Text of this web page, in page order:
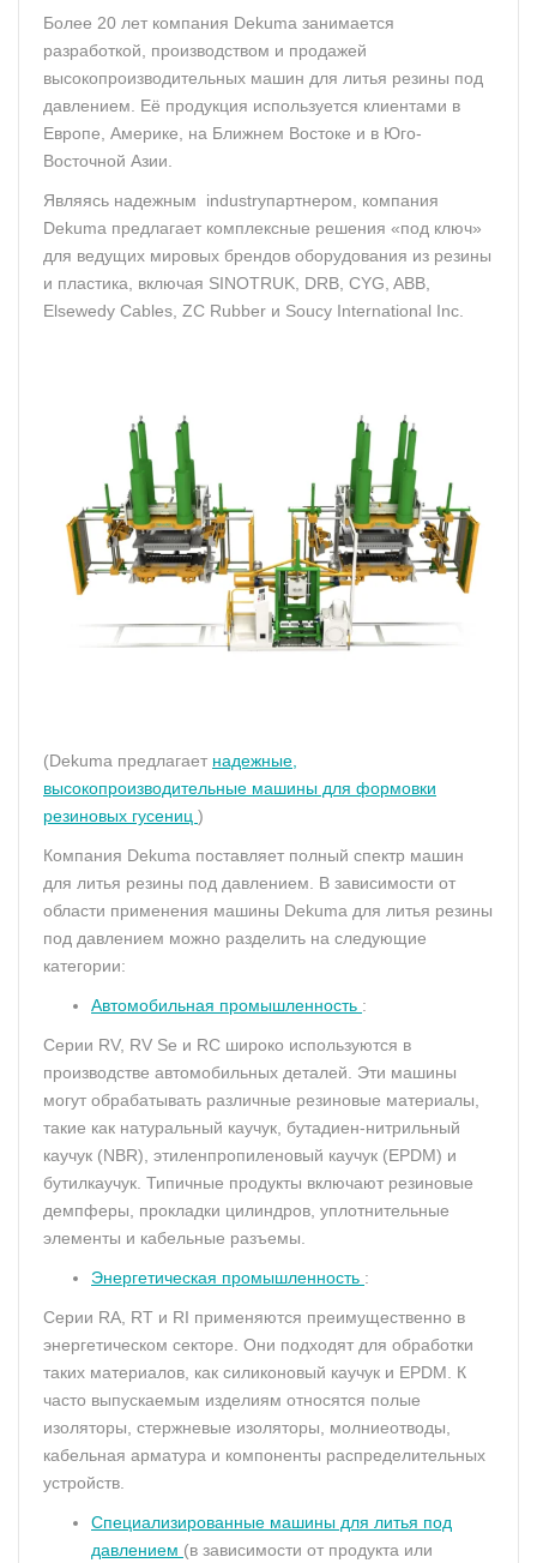
Более 20 лет компания Dekuma занимается
разработкой, производством и продажей
высокопроизводительных машин для литья резины под
давлением. Её продукция используется клиентами в
Европе, Америке, на Ближнем Востоке и в Юго-
Восточной Азии.
Являясь надежным industryпартнером, компания
Dekuma предлагает комплексные решения «под ключ»
для ведущих мировых брендов оборудования из резины
и пластика, включая SINOTRUK, DRB, CYG, ABB,
Elsewedy Cables, ZC Rubber и Soucy International Inc.
(Dekuma предлагает надежные,
высокопроизводительные машины для формовки
резиновых гусениц )
Компания Dekuma поставляет полный спектр машин
для литья резины под давлением. В зависимости от
области применения машины Dekuma для литья резины
под давлением можно разделить на следующие
категории:
Автомобильная промышленность :
Серии RV, RV Se и RC широко используются в
производстве автомобильных деталей. Эти машины
могут обрабатывать различные резиновые материалы,
такие как натуральный каучук, бутадиен-нитрильный
каучук (NBR), этиленпропиленовый каучук (EPDM) и
бутилкаучук. Типичные продукты включают резиновые
демпферы, прокладки цилиндров, уплотнительные
элементы и кабельные разъемы.
Энергетическая промышленность :
Серии RA, RT и RI применяются преимущественно в
энергетическом секторе. Они подходят для обработки
таких материалов, как силиконовый каучук и EPDM. К
часто выпускаемым изделиям относятся полые
изоляторы, стержневые изоляторы, молниеотводы,
кабельная арматура и компоненты распределительных
устройств.
Специализированные машины для литья под
давлением (в зависимости от продукта или